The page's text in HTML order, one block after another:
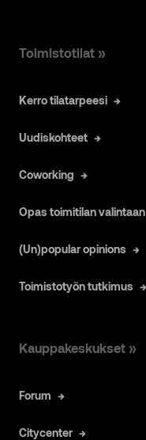
Toimistotilat »
Kerro tilatarpeesi
Uudiskohteet
Coworking
Opas toimitilan valintaan
(Un)popular opinions
Toimistotyön tutkimus
Kauppakeskukset »
Forum
Citycenter